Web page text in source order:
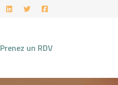
Prenez un RDV